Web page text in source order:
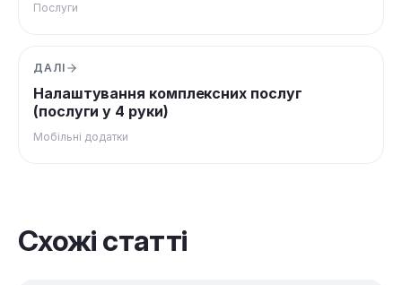
Послуги
ДАЛІ
Налаштування комплексних послуг
(послуги у 4 руки)
Мобільні додатки
Схожі статті